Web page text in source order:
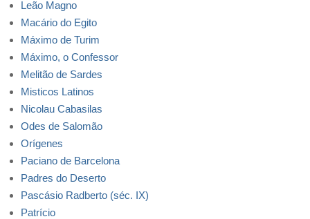
Leão Magno
Macário do Egito
Máximo de Turim
Máximo, o Confessor
Melitão de Sardes
Misticos Latinos
Nicolau Cabasilas
Odes de Salomão
Orígenes
Paciano de Barcelona
Padres do Deserto
Pascásio Radberto (séc. IX)
Patrício